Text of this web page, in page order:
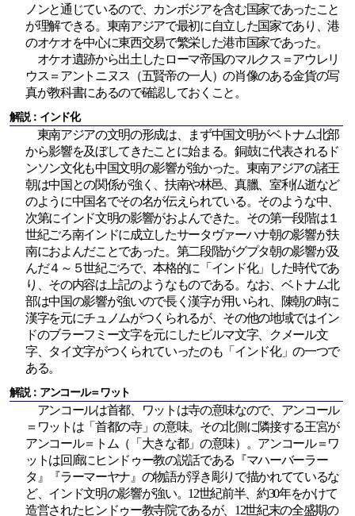
ノンと通じているので、カンボジアを含む国家であったこと
が理解できる。東南アジアで最初に自立した国家であり、港
のオケオを中心に東西交易で繁栄した港市国家であった。
オケオ遺跡から出土したローマ帝国のマルクス＝アウレリ
ウス＝アントニヌス（五賢帝の一人）の肖像のある金貨の写
真が教科書にあるので確認しておくこと。
解説：インド化
東南アジアの文明の形成は、まず中国文明がベトナム北部
から影響を及ぼしてきたことに始まる。銅鼓に代表されるド
ンソン文化も中国文明の影響が強かった。東南アジアの諸王
朝は中国との関係が強く、扶南や林邑、真臘、室利仏逝など
のように中国名でその名が伝えられている。そのような中、
次第にインド文明の影響がおよんできた。その第一段階は１
世紀ごろ南インドに成立したサータヴァーハナ朝の影響が扶
南におよんだことであった。第二段階がグプタ朝の影響が及
んだ４～５世紀ごろで、本格的に「インド化」した時代であ
り、その内容は上記のようなものである。なお、ベトナム北
部は中国の影響が強いので長く漢字が用いられ、陳朝の時に
漢字を元にチュノムがつくられるが、その他の地域ではイン
ドのブラーフミー文字を元にしたビルマ文字、クメール文
字、タイ文字がつくられていったのも「インド化」の一つで
ある。
解説：アンコール＝ワット
アンコールは首都、ワットは寺の意味なので、アンコール
＝ワットは「首都の寺」の意味。その北側に隣接する王宮が
アンコール＝トム（「大きな都」の意味）。アンコール＝ワ
ットは回廊にヒンドゥー教の説話である『マハーバーラー
タ』『ラーマーヤナ』の物語が浮き彫りで描かれてているな
ど、インド文明の影響が強い。12世紀前半、約30年をかけて
造営されたヒンドゥー教寺院であるが、12世紀末の全盛期の